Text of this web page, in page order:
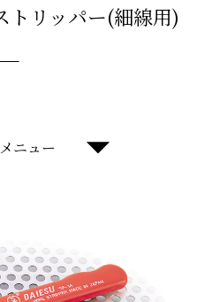
トリッパー(細線用)
ニュー